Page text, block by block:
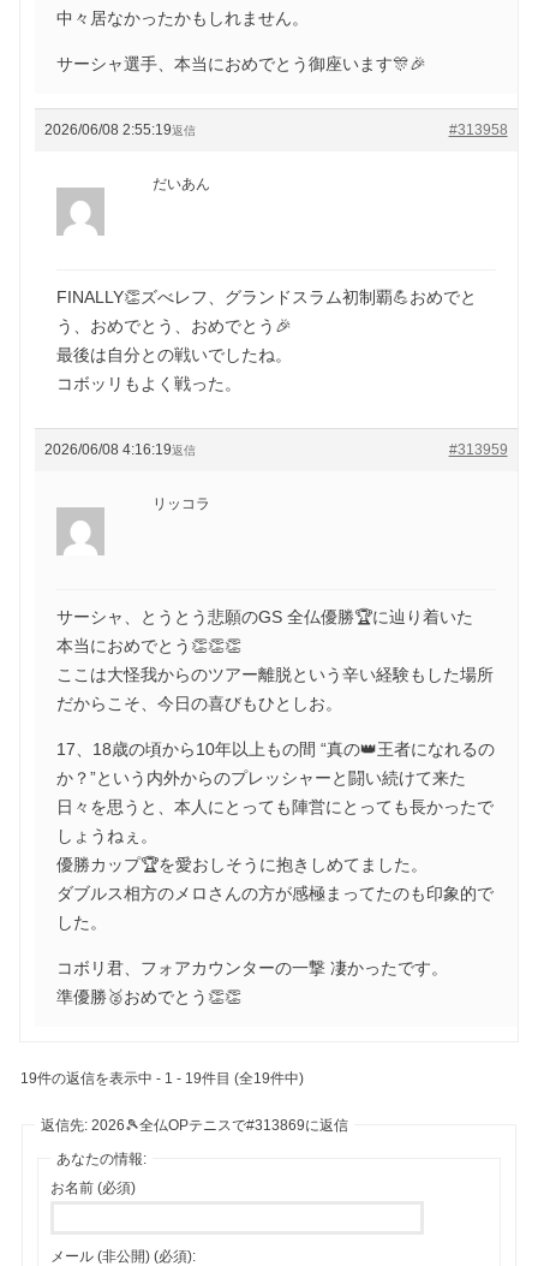
中々居なかったかもしれません。
サーシャ選手、本当におめでとう御座います🎊🎉
2026/06/08 2:55:19 #313958
返信
だいあん
FINALLY👏ズべレフ、グランドスラム初制覇💪おめでと
う、おめでとう、おめでとう🎉
最後は自分との戦いでしたね。
コボッリもよく戦った。
2026/06/08 4:16:19 #313959
返信
リッコラ
サーシャ、とうとう悲願のGS 全仏優勝🏆に辿り着いた
本当におめでとう👏👏👏
ここは大怪我からのツアー離脱という辛い経験もした場所
だからこそ、今日の喜びもひとしお。
17、18歳の頃から10年以上もの間 “真の👑王者になれるの
か？”という内外からのプレッシャーと闘い続けて来た
日々を思うと、本人にとっても陣営にとっても長かったで
しょうねぇ。
優勝カップ🏆を愛おしそうに抱きしめてました。
ダブルス相方のメロさんの方が感極まってたのも印象的で
した。
コボリ君、フォアカウンターの一撃 凄かったです。
準優勝🥈おめでとう👏👏
19件の返信を表示中 - 1 - 19件目 (全19件中)
返信先: 2026🎾全仏OPテニスで#313869に返信
あなたの情報:
お名前 (必須)
メール (非公開) (必須):